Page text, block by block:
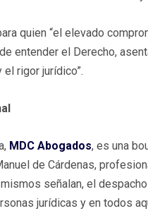
quien “el elevado
entender el Derecho,
rigor jurídico”.
MDC Abogados, es una
de Cárdenas,
señalan, el
jurídicas y en todos